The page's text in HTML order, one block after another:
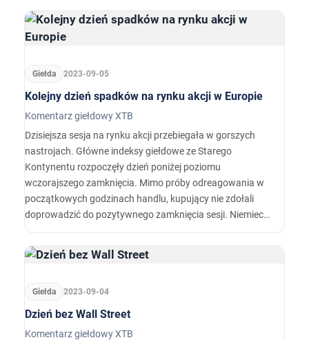
bankierzy centralni zdecydują się wstrzymać z
podwyżkami lub nawet zakończyć cykl zacieśniania
polityki monetarnej?
Giełda 2023-09-05
Kolejny dzień spadków na rynku akcji w Europie
Komentarz giełdowy XTB
Dzisiejsza sesja na rynku akcji przebiegała w gorszych
nastrojach. Główne indeksy giełdowe ze Starego
Kontynentu rozpoczęły dzień poniżej poziomu
wczorajszego zamknięcia. Mimo próby odreagowania w
początkowych godzinach handlu, kupujący nie zdołali
doprowadzić do pozytywnego zamknięcia sesji. Niemiecki
zakładający test poziomu wsparcia przy 15600 pkt w
przypadku kontaktu DE30 opartego o ten indeks giełdowy.
Giełda 2023-09-04
Dzień bez Wall Street
Komentarz giełdowy XTB